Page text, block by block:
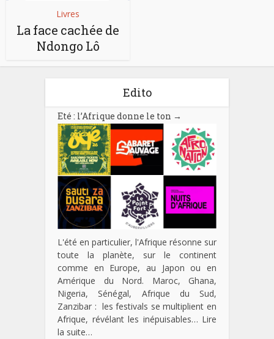
Livres
La face cachée de
Ndongo Lô
Edito
Eté : l’Afrique donne le ton →
L'été en particulier, l'Afrique résonne sur
toute la planète, sur le continent
comme en Europe, au Japon ou en
Amérique du Nord. Maroc, Ghana,
Nigeria, Sénégal, Afrique du Sud,
Zanzibar : les festivals se multiplient en
Afrique, révélant les inépuisables… Lire
la suite…